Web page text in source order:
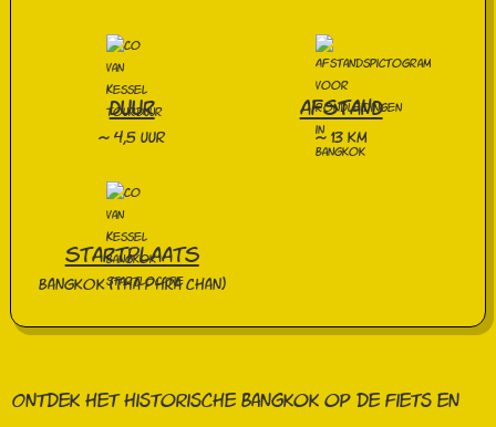
DUUR
~ 4,5 uur
AFSTAND
~ 13 km
STARTPLAATS
Bangkok (Tha Phra Chan)
Ontdek het historische Bangkok op de fiets en